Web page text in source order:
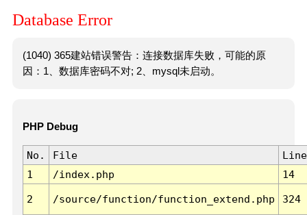
Database Error
(1040) 365建站错误警告：连接数据库失败，可能的原
因：1、数据库密码不对; 2、mysql未启动。
PHP Debug
No. File
Line
1
/index.php 14
2 /source/function/function_extend.php 324